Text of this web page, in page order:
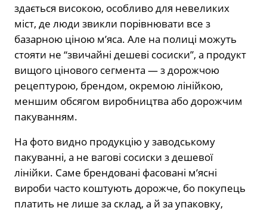
здається високою, особливо для невеликих
міст, де люди звикли порівнювати все з
базарною ціною м’яса. Але на полиці можуть
стояти не “звичайні дешеві сосиски”, а продукт
вищого цінового сегмента — з дорожчою
рецептурою, брендом, окремою лінійкою,
меншим обсягом виробництва або дорожчим
пакуванням.
На фото видно продукцію у заводському
пакуванні, а не вагові сосиски з дешевої
лінійки. Саме брендовані фасовані м’ясні
вироби часто коштують дорожче, бо покупець
платить не лише за склад, а й за упаковку,